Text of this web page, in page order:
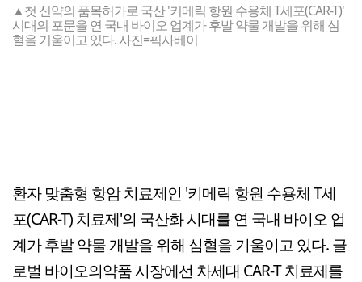
▲첫 신약의 품목허가로 국산 '키메릭 항원 수용체 T세포(CAR-T)'
시대의 포문을 연 국내 바이오 업계가 후발 약물 개발을 위해 심
혈을 기울이고 있다. 사진=픽사베이
환자 맞춤형 항암 치료제인 '키메릭 항원 수용체 T세
포(CAR-T) 치료제'의 국산화 시대를 연 국내 바이오 업
계가 후발 약물 개발을 위해 심혈을 기울이고 있다. 글
로벌 바이오의약품 시장에선 차세대 CAR-T 치료제를